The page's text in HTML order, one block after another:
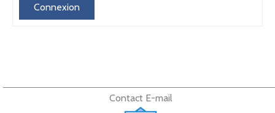
Connexion
Contact E-mail